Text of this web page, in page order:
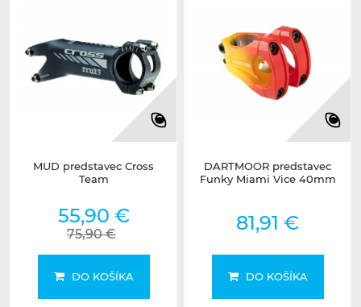
MUD predstavec Cross
Team
55,90 €
75,90 €
DO KOŠÍKA
DARTMOOR predstavec
Funky Miami Vice 40mm
81,91 €
DO KOŠÍKA